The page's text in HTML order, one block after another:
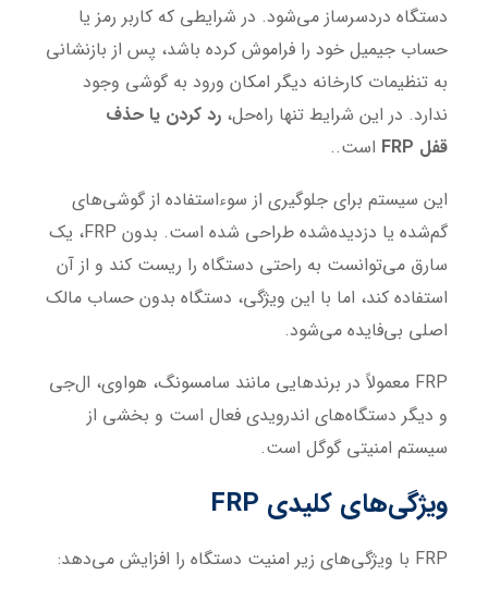
دستگاه دردسرساز می‌شود. در شرایطی که کاربر رمز یا
حساب جیمیل خود را فراموش کرده باشد، پس از بازنشانی
به تنظیمات کارخانه دیگر امکان ورود به گوشی وجود
ندارد. در این شرایط تنها راه‌حل،رد کردن یا حذف
قفل
است..
این سیستم برای جلوگیری از سوءاستفاده از گوشی‌های
گم‌شده یا دزدیده‌شده طراحی شده است. بدون FRP، یک
سارق می‌توانست به راحتی دستگاه را ریست کند و از آن
استفاده کند، اما با این ویژگی، دستگاه بدون حساب مالک
اصلی بی‌فایده می‌شود.
FRP معمولاً در برندهایی مانند سامسونگ، هواوی، ال‌جی
و دیگر دستگاه‌های اندرویدی فعال است و بخشی از
سیستم امنیتی گوگل است.
ویژگی‌های کلیدی FRP
FRP با ویژگی‌های زیر امنیت دستگاه را افزایش می‌دهد: